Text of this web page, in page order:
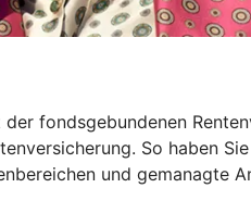
fondsgebundenen
So haben
und gemanagte